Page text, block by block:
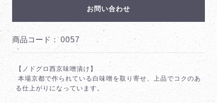
お問い合わせ
商品コード：0057
【ノドグロ西京味噌漬け】
本場京都で作られている白味噌を取り寄せ、上品でコクのあ
る仕上がりになっています。